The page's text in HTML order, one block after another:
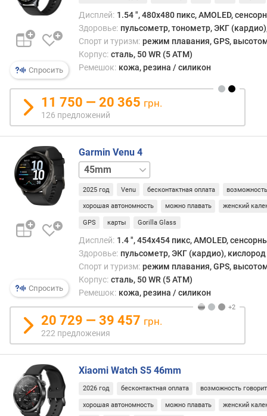
ы
а
м
п
а
т
е
д
о
б
а
в
е
н
п
о
к
о
л
и
е
с
т
в
Спросить
Дисплей: 1.54 ", 480x480 пикс, AMOLED,
Здоровье: пульсометр, тонометр, ЭКГ
Спорт и туризм: режим плавания, GPS,
Корпус: сталь, 50 WR (5 ATM)
Ремешок: кожа, резина / силикон
11 750 — 20 365 грн.
126 предложений
Спросить
Garmin Venu 4
41mm
2025 год Venu бесконтактная оплата
хорошая автономность можно плавать женский
GPS карты Gorilla Glass
Дисплей: 1.4 ", 454x454 пикс, AMOLED,
Здоровье: пульсометр, ЭКГ (кардио), кислород
Спорт и туризм: режим плавания, GPS,
Корпус: сталь, 50 WR (5 ATM)
Ремешок: кожа, резина / силикон
20 729 — 39 457 грн.
222 предложения
Xiaomi Watch S5 46mm
2026 год бесконтактная оплата возможность
хорошая автономность можно плавать женский